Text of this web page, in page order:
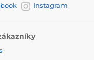
Instagram